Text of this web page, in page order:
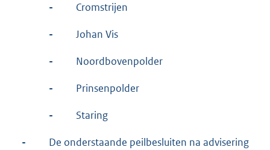
- Cromstrijen
- Johan Vis
- Noordbovenpolder
- Prinsenpolder
- Staring
-
De onderstaande peilbesluiten na advisering